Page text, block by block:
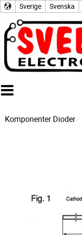
Sverige Svenska
Komponenter Dioder